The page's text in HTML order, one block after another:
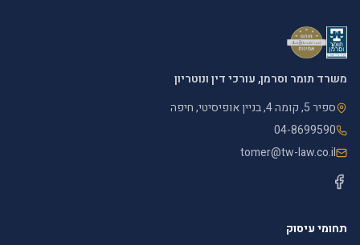
משרד תומר וסרמן, עורכי דין ונוטריון
ספיר 5, קומה 4, בניין אופיסיטי, חיפה
04-8699590
tomer@tw-law.co.il
תחומי עיסוק